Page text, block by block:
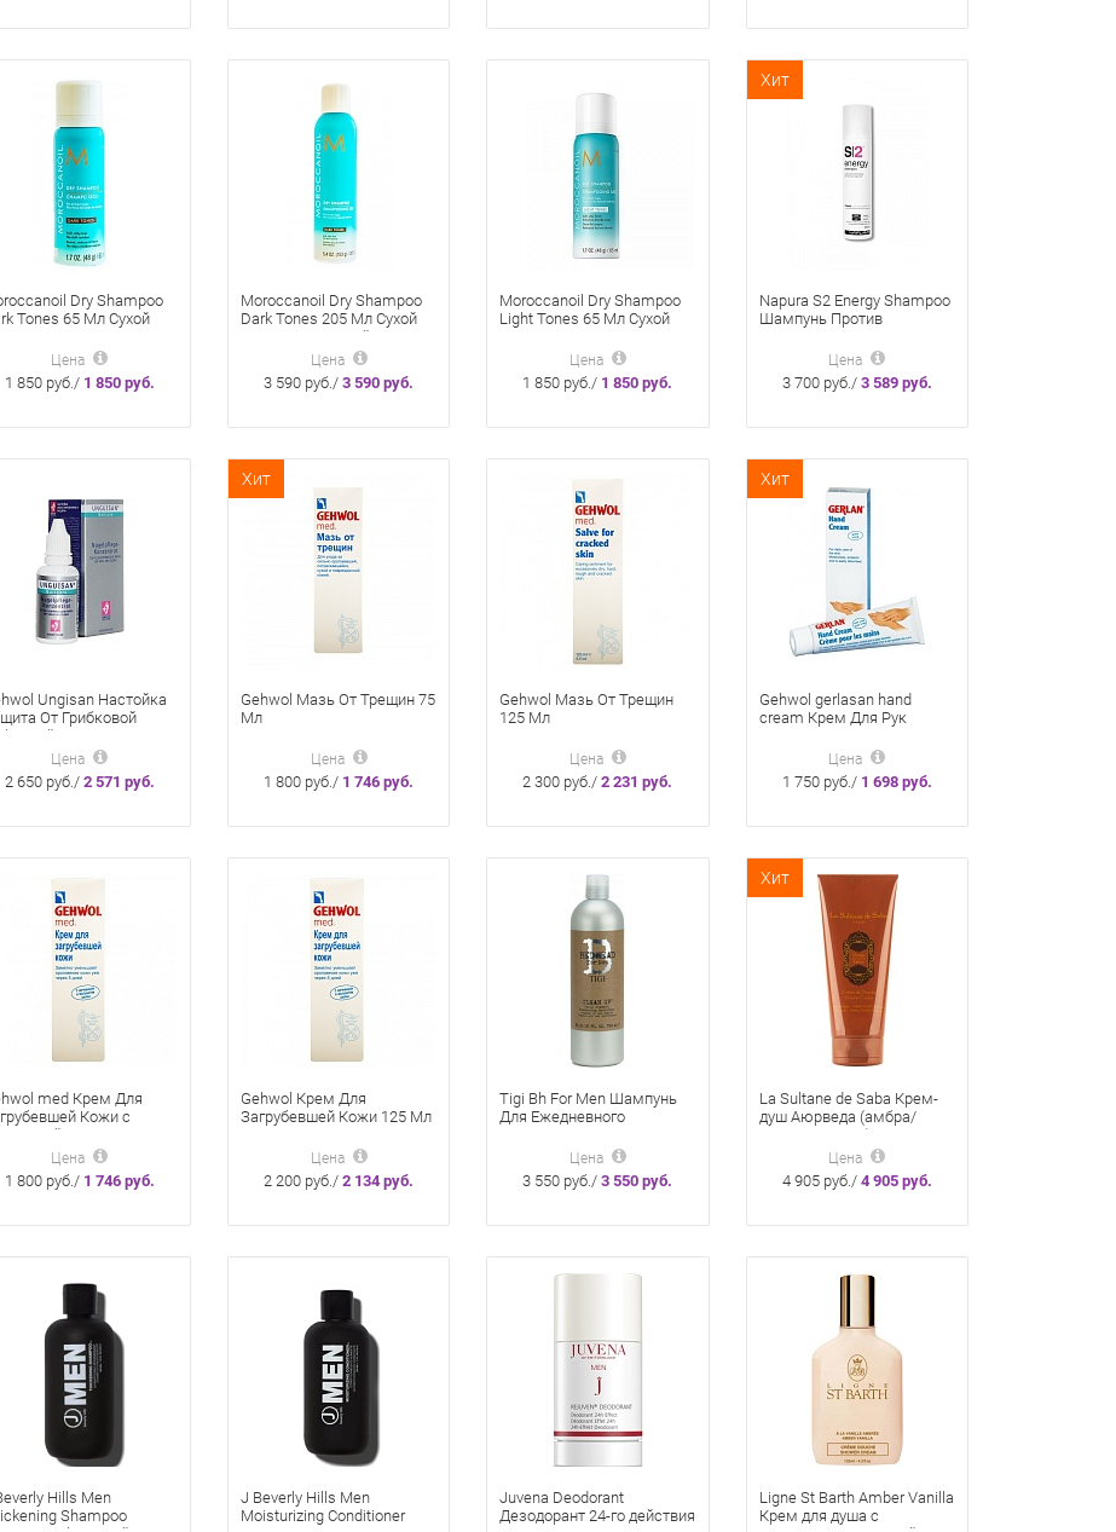
Dry Shampoo
Tones 65 Мл Сухой
Цена
1 850 руб./ 1 850 руб.
Moroccanoil Dry Shampoo
Dark Tones 205 Мл Сухой
Шампунь Тёмный Тон
Цена
3 590 руб./3 590 руб.
Moroccanoil Dry Shampoo
Light Tones 65 Мл Сухой
Цена
1 850 руб./ 1 850 руб.
Хит
Napura S2 Energy Shampoo
Шампунь Против
Цена
3 700 руб./ 3 589 руб.
Ungisan Настойка
От Грибковой
30 Мл
Цена
2 650 руб./ 2 571 руб.
Хит
Gehwol Мазь От Трещин 75
Мл
Цена
1 800 руб./ 1 746 руб.
Gehwol Мазь От Трещин
125 Мл
Цена
2 300 руб./2 231 руб.
Хит
Gehwol gerlasan hand
cream Крем Для Рук
Цена
1 750 руб./ 1 698 руб.
med Крем Для
Кожи с
75 Мл
Цена
1 800 руб./ 1 746 руб.
Gehwol Крем Для
Загрубевшей Кожи 125 Мл
Цена
2 200 руб./2 134 руб.
Tigi Bh For Men Шампунь
Для Ежедневного
Цена
3 550 руб./3 550 руб.
Хит
La Sultane de Saba Крем-
душ Аюрведа (амбра/
ваниль/пачули) 200мл
Цена
4 905 руб./ 4 905 руб.
Hills Men
Shampoo
J Beverly Hills Men
Moisturizing Conditioner
Juvena Deodorant
Дезодорант 24-го действия
Ligne St Barth Amber Vanilla
Крем для душа с